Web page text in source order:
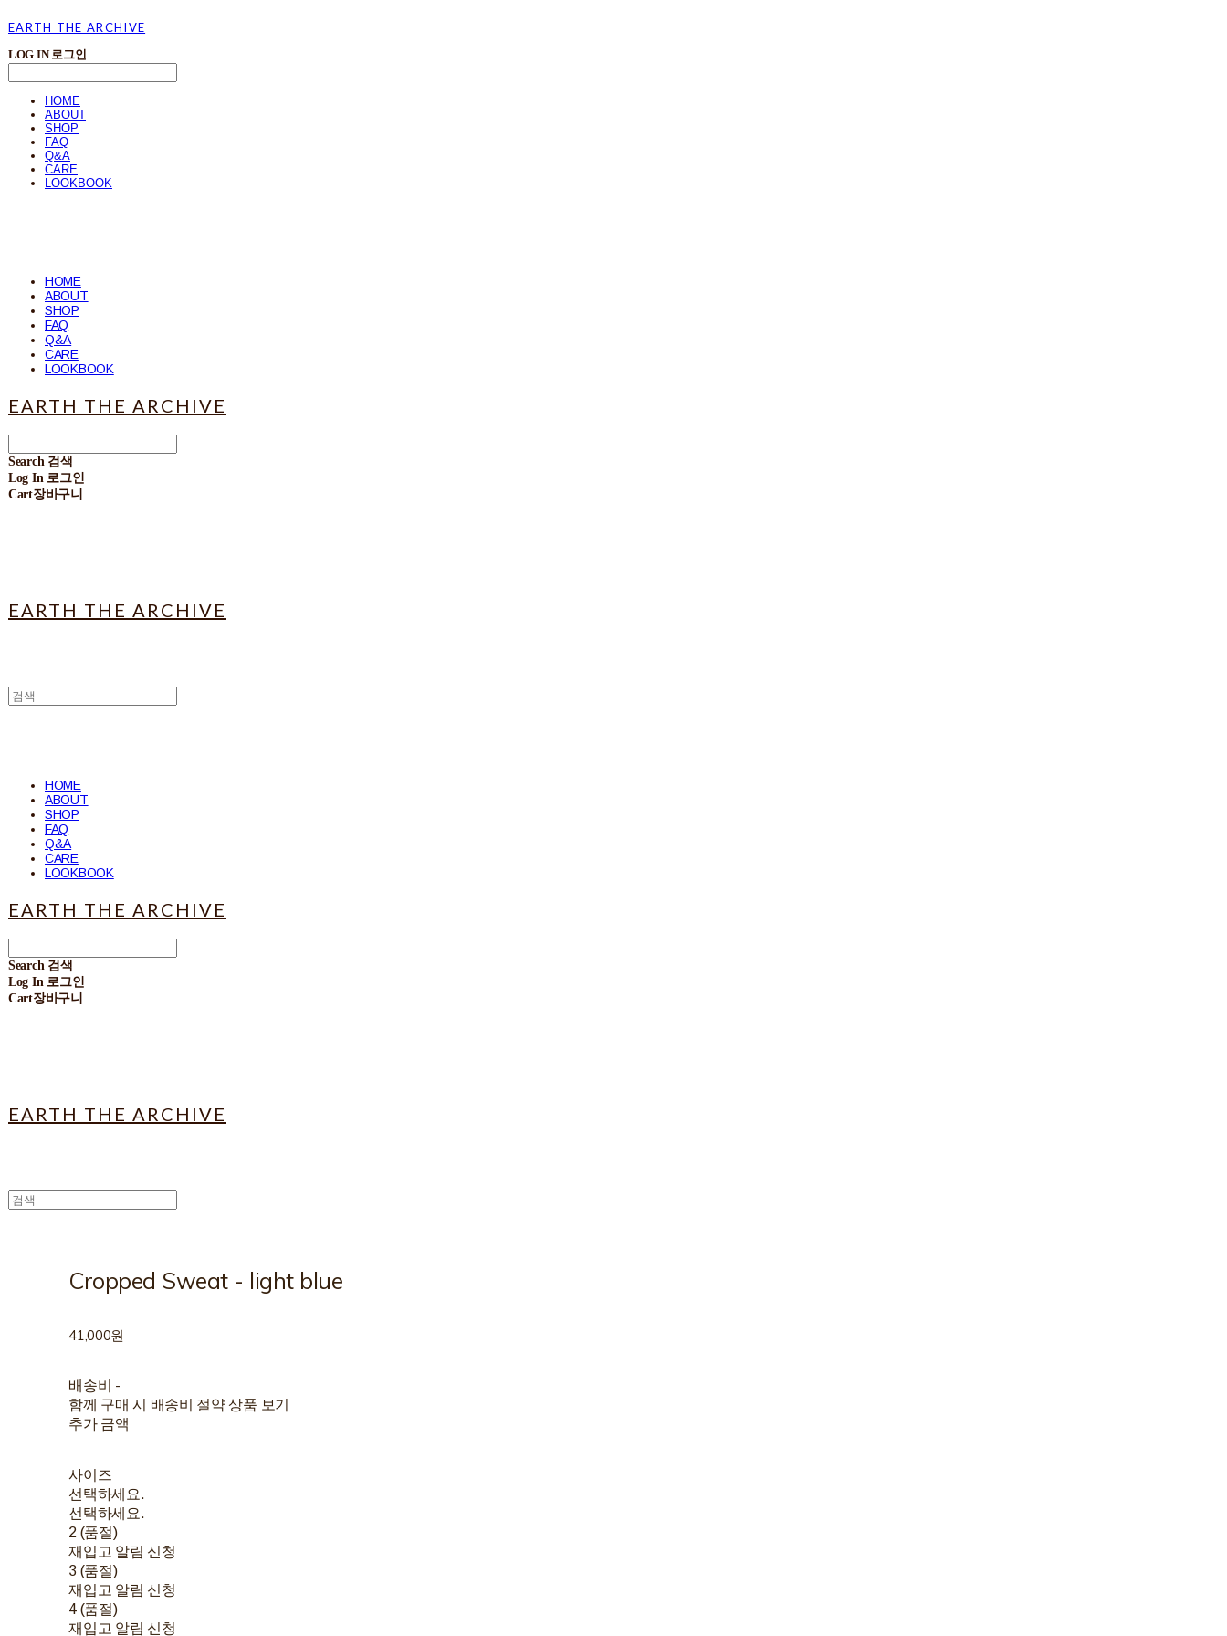
EARTH THE ARCHIVE
LOG IN 로그인
HOME
ABOUT
SHOP
FAQ
Q&A
CARE
LOOKBOOK
HOME
ABOUT
SHOP
FAQ
Q&A
CARE
LOOKBOOK
EARTH THE ARCHIVE
Search 검색
Log In 로그인
Cart장바구니
EARTH THE ARCHIVE
HOME
ABOUT
SHOP
FAQ
Q&A
CARE
LOOKBOOK
EARTH THE ARCHIVE
Search 검색
Log In 로그인
Cart장바구니
EARTH THE ARCHIVE
Cropped Sweat - light blue
41,000원
배송비 -
함께 구매 시 배송비 절약 상품 보기
추가 금액
사이즈
선택하세요.
선택하세요.
2 (품절)
재입고 알림 신청
3 (품절)
재입고 알림 신청
4 (품절)
재입고 알림 신청